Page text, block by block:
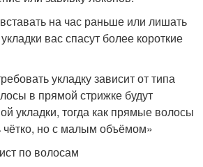
на час раньше или лишать
вас спасут более короткие
укладку зависит от типа
в прямой стрижке будут
укладки, тогда как прямые волосы
чётко, но с малым объёмом»
по волосам